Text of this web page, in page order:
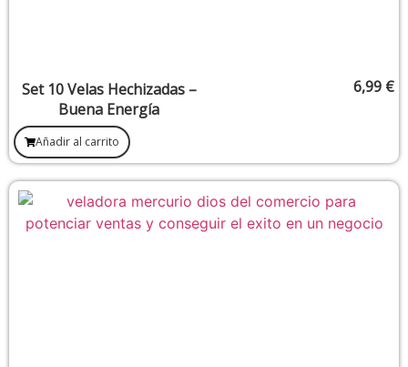
Set 10 Velas Hechizadas –
Buena Energía
6,99 €
Añadir al carrito